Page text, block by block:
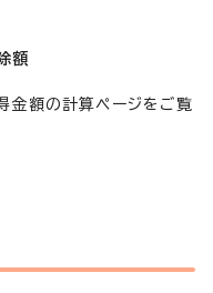
額
金額の計算ページをご覧